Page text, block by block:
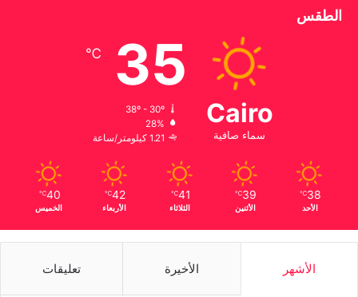
الطقس
Cairo
سماء صافية
35
℃
38º - 30º
28%
1.21 كيلومتر/ساعة
38
℃
الأحد
39
℃
الأثنين
41
℃
الثلاثاء
42
℃
الأربعاء
40
℃
الخميس
الأشهر الأخيرة تعليقات